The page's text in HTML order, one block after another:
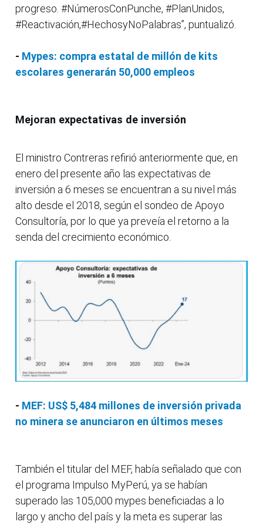
progreso. #NúmerosConPunche, #PlanUnidos,
#Reactivación,#HechosyNoPalabras”, puntualizó.
- Mypes: compra estatal de millón de kits
escolares generarán 50,000 empleos
Mejoran expectativas de inversión
El ministro Contreras refirió anteriormente que, en
enero del presente año las expectativas de
inversión a 6 meses se encuentran a su nivel más
alto desde el 2018, según el sondeo de Apoyo
Consultoría, por lo que ya preveía el retorno a la
senda del crecimiento económico.
- MEF: US$ 5,484 millones de inversión privada
no minera se anunciaron en últimos meses
También el titular del MEF, había señalado que con
el programa Impulso MyPerú, ya se habían
superado las 105,000 mypes beneficiadas a lo
largo y ancho del país y la meta es superar las